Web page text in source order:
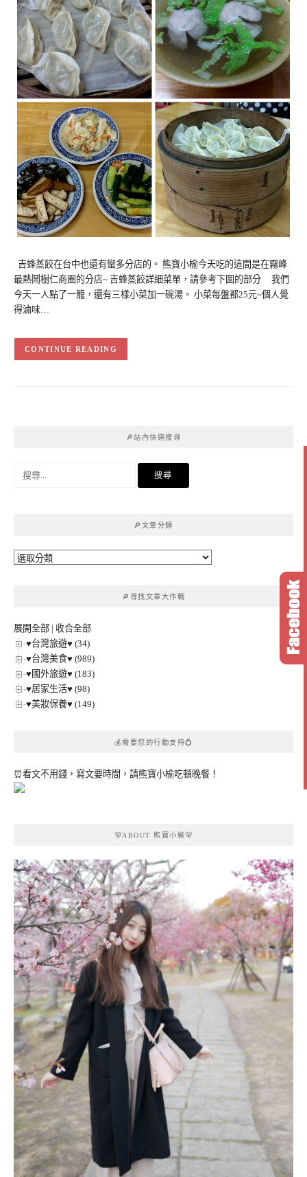
吉蜂蒸餃在台中也還有蠻多分店的。 熊寶小榆今天吃的這間是在霧峰
最熱鬧樹仁商圈的分店~ 吉蜂蒸餃詳細菜單，請參考下圖的部分 我們
今天一人點了一籠，還有三樣小菜加一碗湯。 小菜每盤都25元~個人覺
得滷味…
CONTINUE READING
🔎站內快速搜尋
🔎文章分類
🔎
🔎尋找文章大作戰
展開全部 | 收合全部
♥台灣旅遊♥ (34)
♥台灣美食♥ (989)
♥國外旅遊♥ (183)
♥居家生活♥ (98)
♥美妝保養♥ (149)
💰需要您的行動支持💍
⏰看文不用錢，寫文要時間，請熊寶小榆吃頓晚餐！
🐻ABOUT 熊寶小榆🐻